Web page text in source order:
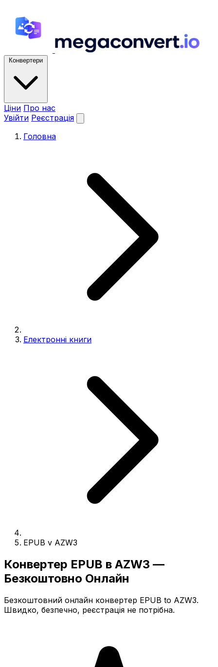
Конвертери
Ціни Про нас
Увійти Реєстрація
Головна
Електронні книги
EPUB v AZW3
Конвертер EPUB в AZW3 —
Безкоштовно Онлайн
Безкоштовний онлайн конвертер EPUB to AZW3.
Швидко, безпечно, реєстрація не потрібна.